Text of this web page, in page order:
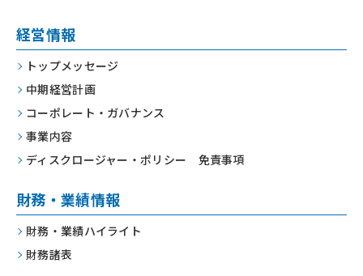
経営情報
トップメッセージ
中期経営計画
コーポレート・ ガバナンス
事業内容
ディスクロージャー・ポリシー 免責事項
財務・業績情報
財務・業績ハイライト
財務諸表